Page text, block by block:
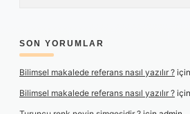
SON YORUMLAR
Bilimsel makalede referans nasıl yazılır ? için
Bilimsel makalede referans nasıl yazılır ? için